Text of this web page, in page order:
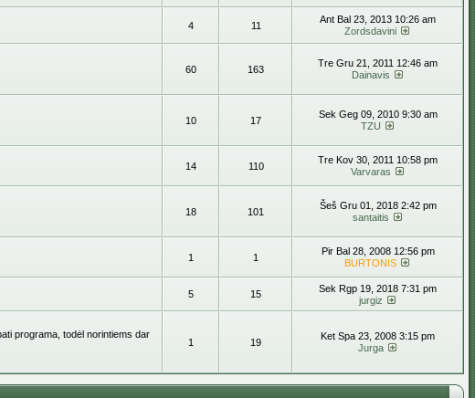
4 11
Ant Bal 23, 2013 10:26 am
Zordsdavini
60 163
Tre Gru 21, 2011 12:46 am
Dainavis
10 17
Sek Geg 09, 2010 9:30 am
TZU
14 110
Tre Kov 30, 2011 10:58 pm
Varvaras
18 101
Šeš Gru 01, 2018 2:42 pm
santaitis
1 1
Pir Bal 28, 2008 12:56 pm
BURTONIS
5 15
Sek Rgp 19, 2018 7:31 pm
jurgiz
programa, todėl norintiems dar
1 19
Ket Spa 23, 2008 3:15 pm
Jurga